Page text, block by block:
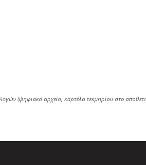
(ψηφιακό αρχείο, καρτέλα τεκμηρίου στο